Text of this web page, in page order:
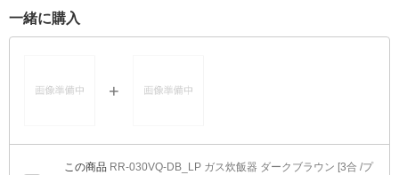
一緒に購入
RR-030VQ-DB_LP ガス炊飯器 ダークブラウン [3合 /プ